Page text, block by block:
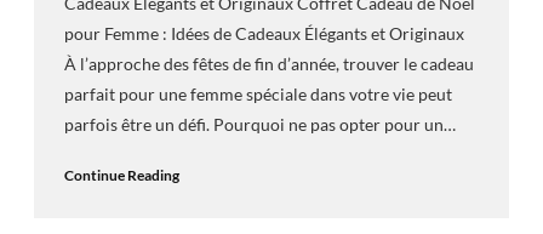
pour Femme : Idées de Cadeaux Élégants et Originaux
À l’approche des fêtes de fin d’année, trouver le cadeau
parfait pour une femme spéciale dans votre vie peut
parfois être un défi. Pourquoi ne pas opter pour un…
Continue Reading